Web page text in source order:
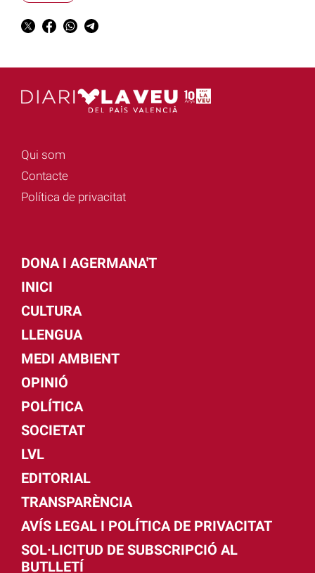
Qui som
Contacte
Política de privacitat
DONA I AGERMANA'T
INICI
CULTURA
LLENGUA
MEDI AMBIENT
OPINIÓ
POLÍTICA
SOCIETAT
LVL
EDITORIAL
TRANSPARÈNCIA
AVÍS LEGAL I POLÍTICA DE PRIVACITAT
SOL·LICITUD DE SUBSCRIPCIÓ AL
BUTLLETÍ